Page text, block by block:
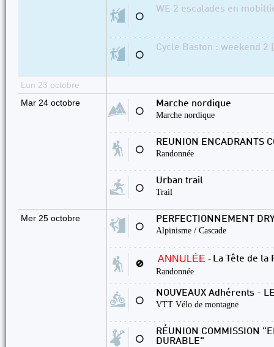
⚪
WE 2 escalades en
⚪
Cycle Baston : weekend 2
Lun 23 octobre
Mar 24 octobre
⚪
Marche nordique
Marche nordique
⚪
REUNION ENCADRANTS
Randonnée
⚪
Urban trail
Trail
Mer 25 octobre
⚪
PERFECTIONNEMENT
Alpinisme / Cascade
🚫 ANNULÉE - La Tête de la
Randonnée
⚪
NOUVEAUX Adhérents -
VTT Vélo de montagne
⚪
RÉUNION COMMISSION
DURABLE"